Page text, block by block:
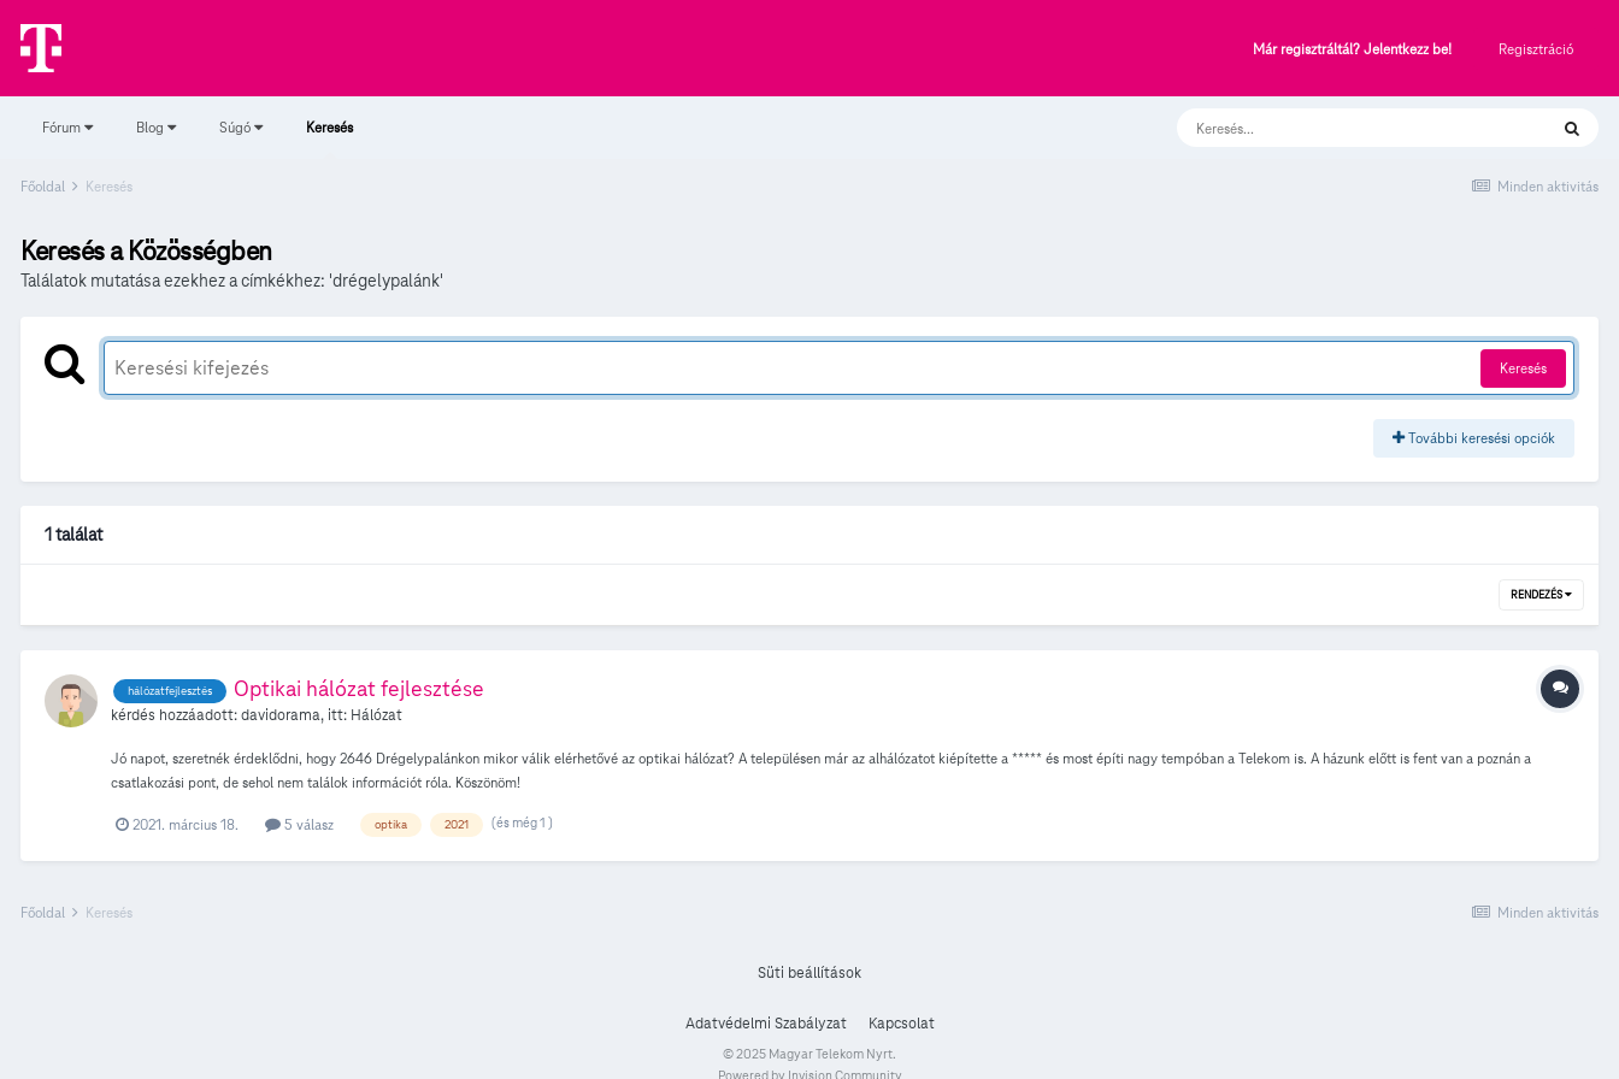
Már regisztráltál? Jelentkezz be! Regisztráció
Fórum Blog Súgó Keresés
Minden aktivitás
Főoldal Keresés
Keresés a Közösségben
Találatok mutatása ezekhez a címkékhez: 'drégelypalánk'
Keresés
További keresési opciók
1 találat
RENDEZÉS
hálózatfejlesztés Optikai hálózat fejlesztése
kérdés hozzáadott:davidorama, itt: Hálózat
Jó napot, szeretnék érdeklődni, hogy 2646 Drégelypalánkon mikor válik elérhetővé az optikai hálózat? A településen már az alhálózatot kiépítette a ***** és most építi nagy tempóban a Telekom is. A házunk előtt is fent van a poznán a
csatlakozási pont, de sehol nem találok információt róla. Köszönöm!
2021. március 18. 5 válasz optika 2021 (és még 1 )
Minden aktivitás
Főoldal Keresés
Süti beállítások
Adatvédelmi Szabályzat Kapcsolat
© 2025 Magyar Telekom Nyrt.
Powered by Invision Community